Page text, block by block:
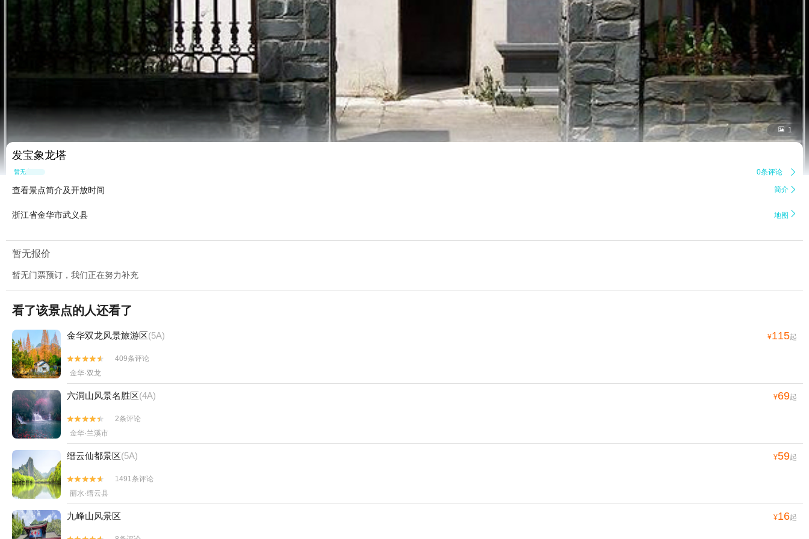
 1
发宝象龙塔
暂无点评 0条评论 
查看景点简介及开放时间 简介 
浙江省金华市武义县 地图 
暂无报价
暂无门票预订，我们正在努力补充
看了该景点的人还看了
金华双龙风景旅游区(5A) ¥115起


409条评论
金华·双龙
六洞山风景名胜区(4A) ¥69起


2条评论
金华·兰溪市
缙云仙都景区(5A) ¥59起


1491条评论
丽水·缙云县
九峰山风景区 ¥16起